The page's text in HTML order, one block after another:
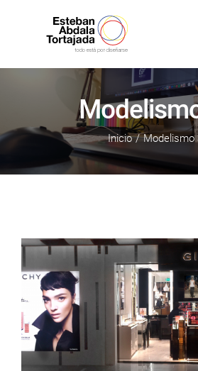
Inicio / Modelismo
Modelismo 3D